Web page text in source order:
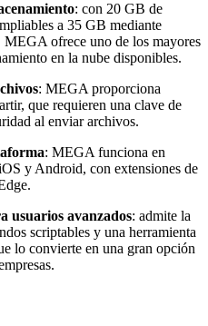
: con 20 GB de
a 35 GB mediante
ofrece uno de los mayores
en la nube disponibles.
: MEGA proporciona
que requieren una clave de
al enviar archivos.
: MEGA funciona en
y Android, con extensiones de
usuarios avanzados: admite la
scriptables y una herramienta
lo convierte en una gran opción